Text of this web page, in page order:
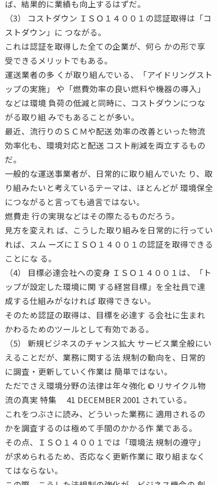
ば、結果的に業績も向上するはずだ。
（3） コストダウン ＩＳＯ１４００１の認証取得は「コ
ストダウン」に つながる。
これは認証を取得した全ての企業が、何ら かの形で享
受できるメリットでもある。
運送業者の多 くが取り組んでいる、「アイドリングスト
ップの実施」 や「燃費効率の良い燃料や機器の導入」
などは環境 負荷の低減と同時に、コストダウンにつな
がる取り組 みでもあることが多い。
最近、流行りのＳＣＭや配送 効率の改善といった物流
効率化も、環境対応と配送 コスト削減を両立するもの
だ。
一般的な運送事業者が、日常的に取り組んでいた り、取
り組みたいと考えているテーマは、ほとんどが 環境保全
につながると言っても過言ではない。
燃費走 行の実現などはその際たるものだろう。
見方を変えれ ば、こうした取り組みを日常的に行ってい
れば、スム ーズにＩＳＯ１４００１の認証を取得できる
ことにな る。
（4） 目標必達会社への変身 ＩＳＯ１４００１は、「ト
ップが設定した環境に関 する経営目標」を全社員で達
成する仕組みがなければ 取得できない。
そのため認証の取得は、目標を必達す る会社に生まれ
かわるためのツールとして有効である。
（5） 新規ビジネスのチャンス拡大 サービス業全般にい
えることだが、業務に関する法 規制の動向を、日常的
に調査・更新していく作業は 簡単ではない。
ただでさえ環境分野の法律は年々強化 © リサイクル物
流の真実 特集 41 DECEMBER 2001 されている。
これをつぶさに読み、どういった業務に 適用されるの
かを調査するのは極めて手間のかかる作 業である。
その点、ＩＳＯ１４００１では「環境法 規制の遵守」
が求められるため、否応なく更新作業に 取り組まなく
てはならない。